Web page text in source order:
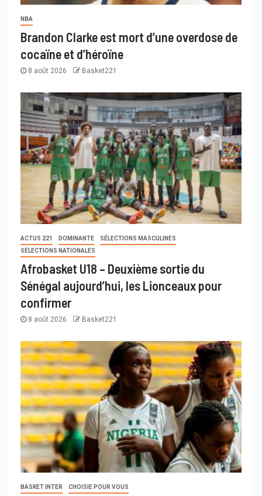
NBA
Brandon Clarke est mort d’une overdose de
cocaïne et d’héroïne
8 août 2026 Basket221
ACTUS 221 DOMINANTE
SÉLECTIONS MASCULINES
SÉLECTIONS NATIONALES
Afrobasket U18 – Deuxième sortie du
Sénégal aujourd’hui, les Lionceaux pour
confirmer
8 août 2026 Basket221
BASKET INTER CHOISIE POUR VOUS